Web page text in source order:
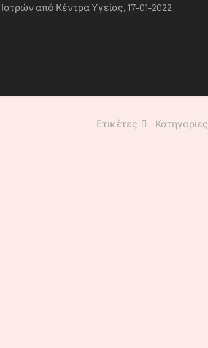
από Κέντρα Υγείας, 17-01-2022
Κατηγορίες
Ετικέτες